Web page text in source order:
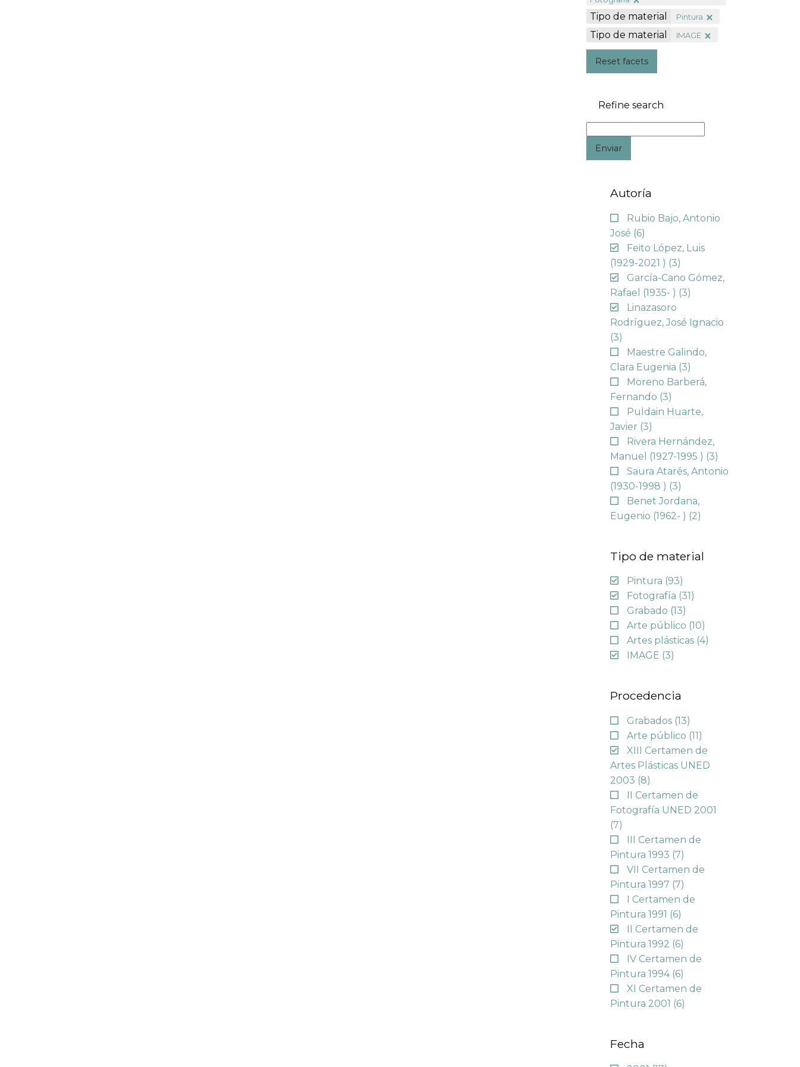
Tipo de material Pintura
Tipo de material IMAGE
Reset facets
Refine search
Enviar
Autoría
Rubio Bajo, Antonio
José (6)
Feito López, Luis
(1929-2021 ) (3)
García-Cano Gómez,
Rafael (1935- ) (3)
Linazasoro
Rodríguez, José Ignacio
(3)
Maestre Galindo,
Clara Eugenia (3)
Moreno Barberá,
Fernando (3)
Puldain Huarte,
Javier (3)
Rivera Hernández,
Manuel (1927-1995 ) (3)
Saura Atarés, Antonio
(1930-1998 ) (3)
Benet Jordana,
Eugenio (1962- ) (2)
Tipo de material
Pintura (93)
Fotografía (31)
Grabado (13)
Arte público (10)
Artes plásticas (4)
IMAGE (3)
Procedencia
Grabados (13)
Arte público (11)
XIII Certamen de
Artes Plásticas UNED
2003 (8)
II Certamen de
Fotografía UNED 2001
(7)
III Certamen de
Pintura 1993 (7)
VII Certamen de
Pintura 1997 (7)
I Certamen de
Pintura 1991 (6)
II Certamen de
Pintura 1992 (6)
IV Certamen de
Pintura 1994 (6)
XI Certamen de
Pintura 2001 (6)
Fecha